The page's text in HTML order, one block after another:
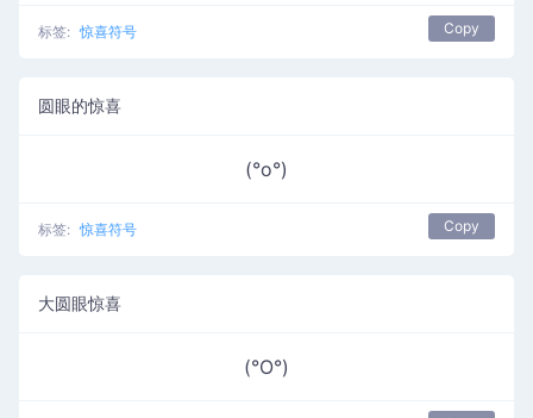
标签: 惊喜符号 Copy
圆眼的惊喜
(°o°)
标签: 惊喜符号 Copy
大圆眼惊喜
(°O°)